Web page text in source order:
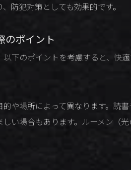
防犯対策としても効果的です。
のポイント
下のポイントを考慮すると、快
や場所によって異なります。読
い場合もあります。ルーメン（